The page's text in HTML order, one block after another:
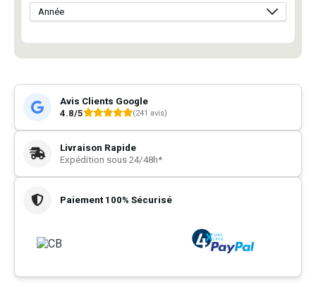
Avis Clients Google
4.8/5
(241 avis)
Livraison Rapide
Expédition sous 24/48h*
Paiement 100% Sécurisé